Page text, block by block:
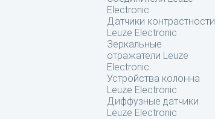
Electronic
Датчики контрастности
Leuze Electronic
Зеркальные
отражатели Leuze
Electronic
Устройства колонна
Leuze Electronic
Диффузные датчики
Leuze Electronic